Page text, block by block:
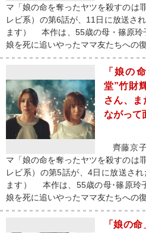
マ「娘の命を奪ったヤツを殺すのは
レビ系）の第6話が、11日に放送さ
ます） 本作は、55歳の母・篠原玲
娘を死に追いやったママ友たちへの
「娘の
堂”竹財
さん、
ながって
齊藤京
マ「娘の命を奪ったヤツを殺すのは
レビ系）の第5話が、4日に放送さ
ます） 本作は、55歳の母･篠原玲
娘を死に追いやったママ友たちへの
「娘の